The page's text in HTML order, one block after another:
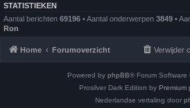
STATISTIEKEN
Aantal berichten 69196 • Aantal onderwerpen 3849 •
Ron
Home Forumoverzicht Verwijder
Powered by phpBB® Forum Software
Prosilver Dark Edition by Premium
Nederlandse vertaling door